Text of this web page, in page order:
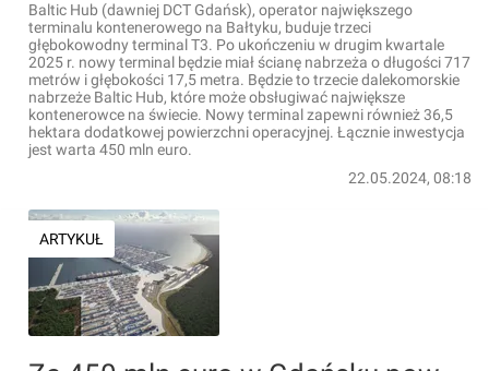
Baltic Hub (dawniej DCT Gdańsk), operator największego
terminalu kontenerowego na Bałtyku, buduje trzeci
głębokowodny terminal T3. Po ukończeniu w drugim kwartale
2025 r. nowy terminal będzie miał ścianę nabrzeża o długości 717
metrów i głębokości 17,5 metra. Będzie to trzecie dalekomorskie
nabrzeże Baltic Hub, które może obsługiwać największe
kontenerowce na świecie. Nowy terminal zapewni również 36,5
hektara dodatkowej powierzchni operacyjnej. Łącznie inwestycja
jest warta 450 mln euro.
22.05.2024, 08:18
ARTYKUŁ